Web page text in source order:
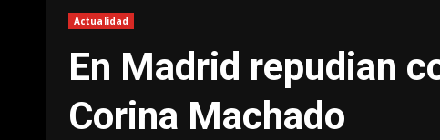
Actualidad
En Madrid repudian
Corina Machado